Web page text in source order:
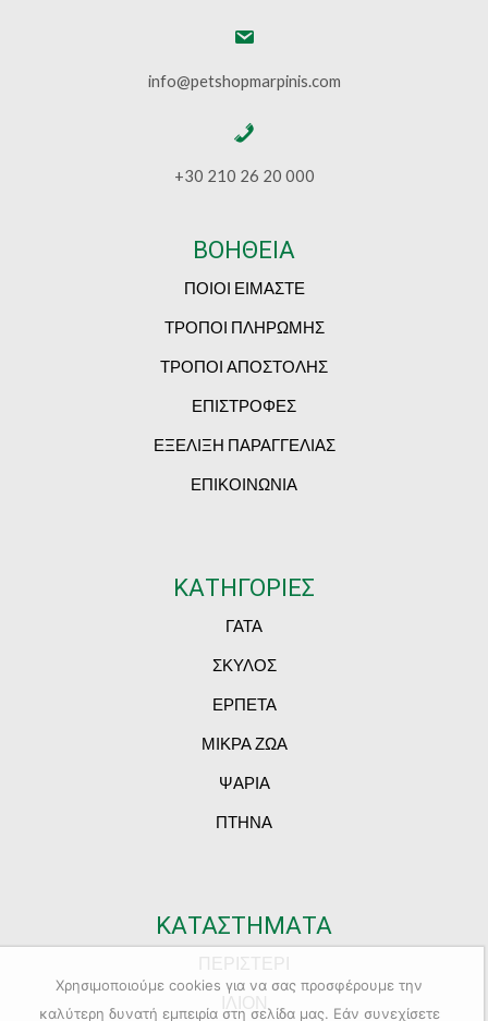
info@petshopmarpinis.com
+30 210 26 20 000
ΒΟΗΘΕΙΑ
ΠΟΙΟΙ ΕΙΜΑΣΤΕ
ΤΡΟΠΟΙ ΠΛΗΡΩΜΗΣ
ΤΡΟΠΟΙ ΑΠΟΣΤΟΛΗΣ
ΕΠΙΣΤΡΟΦΕΣ
ΕΞΕΛΙΞΗ ΠΑΡΑΓΓΕΛΙΑΣ
ΕΠΙΚΟΙΝΩΝΙΑ
ΚΑΤΗΓΟΡΙΕΣ
ΓΑΤΑ
ΣΚΥΛΟΣ
ΕΡΠΕΤΑ
ΜΙΚΡΑ ΖΩΑ
ΨΑΡΙΑ
ΠΤΗΝΑ
ΚΑΤΑΣΤΗΜΑΤΑ
Χρησιμοποιούμε cookies για να σας προσφέρουμε την
καλύτερη δυνατή εμπειρία στη σελίδα μας. Εάν συνεχίσετε